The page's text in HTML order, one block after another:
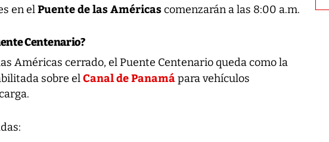
en elPuente de las Américascomenzarán a las 8:00 a.m.
Centenario?
Américas cerrado, el Puente Centenario queda como la
sobre elCanal de Panamápara vehículos